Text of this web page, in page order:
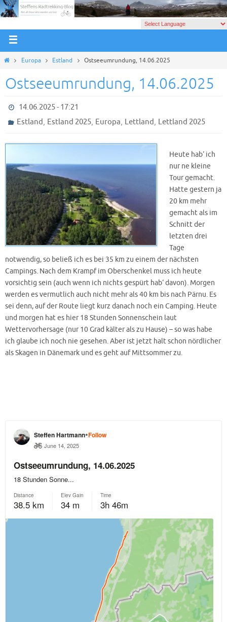
Europa Estland Ostseeumrundung, 14.06.2025
Ostseeumrundung, 14.06.2025
14.06.2025 - 17:21
Estland, Estland 2025, Europa, Lettland, Lettland 2025
Heute hab‘ ich
nur ne kleine
Tour gemacht.
Hatte gestern ja
20 km mehr
gemacht als im
Schnitt der
letzten drei
Tage
notwendig, so beließ ich es bei 35 km zu einem der nächsten
Campings. Nach dem Krampf im Oberschenkel muss ich heute
vorsichtig sein (auch wenn ich nichts gespürt hab‘ davon). Morgen
werden es vermutlich auch nicht mehr als 40 km bis nach Pärnu. Es
sei denn, auf der Route liegt kurz danach noch ein Camping. Heute
und morgen hat es hier 18 Stunden Sonnenschein laut
Wettervorhersage (nur 10 Grad kälter als zu Hause) – so was habe
ich glaube ich noch nie gesehen. Aber ist jetzt halt schon nördlicher
als Skagen in Dänemark und es geht auf Mittsommer zu.